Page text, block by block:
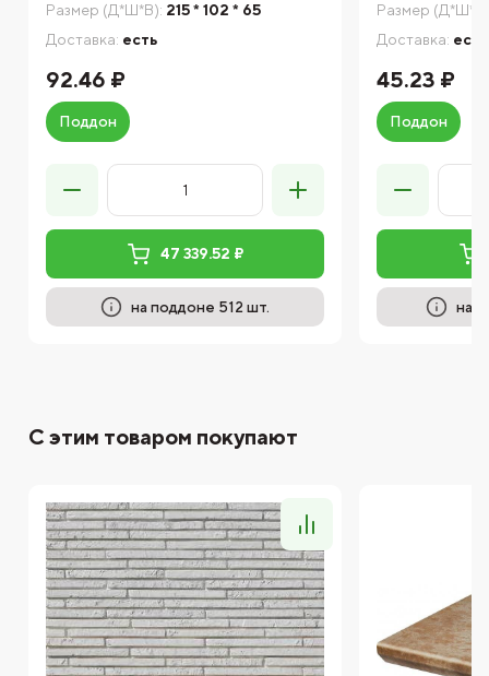
Размер (Д*Ш*В): 215 * 102 * 65
Доставка: есть
92.46 ₽
Поддон
47 339.52 ₽
на поддоне 512 шт.
Размер
Доставка: есть
45.23 ₽
Поддон
на
С этим товаром покупают